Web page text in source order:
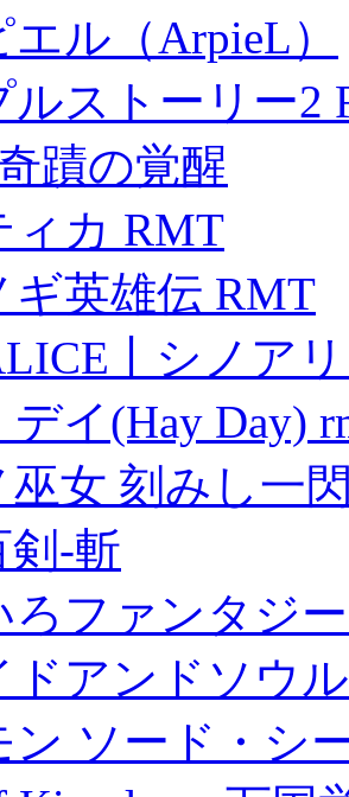
ル（ArpieL）
ルストーリー2
蹟の覚醒
ィカ RMT
ギ英雄伝 RMT
丨シノア
イ(Hay Day)
巫女 刻みし一
剣-斬
ろファンタジ
ドアンドソウ
ン ソード・シ